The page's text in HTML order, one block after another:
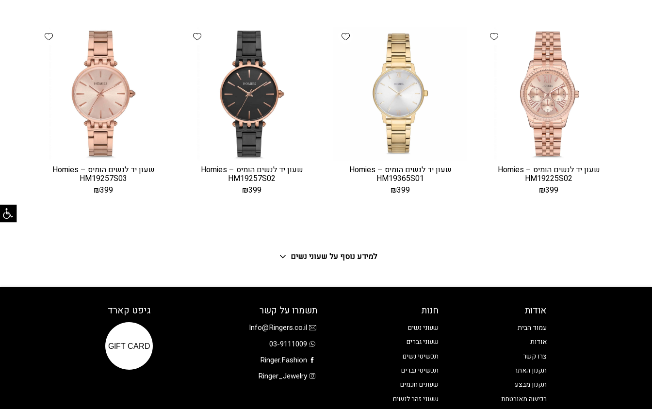
Add wishlist
שעון יד לנשים הומיס – Homies
HM19225S02
₪399
Add wishlist
שעון יד לנשים הומיס – Homies
HM19365S01
₪399
Add wishlist
שעון יד לנשים הומיס – Homies
HM19257S02
₪399
Add wishlist
שעון יד לנשים הומיס – Homies
HM19257S03
₪399
למידע נוסף על שעוני נשים
אודות
עמוד הבית
אודות
צרו קשר
תקנון האתר
תקנון מבצע
רכישה מאובטחת
חנות
שעוני נשים
שעוני גברים
תכשיטי נשים
תכשיטי גברים
שעונים חכמים
שעוני זהב לנשים
תשמרו על קשר
Info@Ringers.co.il
03-9111009
Ringer.Fashion
Ringer_Jewelry
גיפט קארד
GIFT CARD